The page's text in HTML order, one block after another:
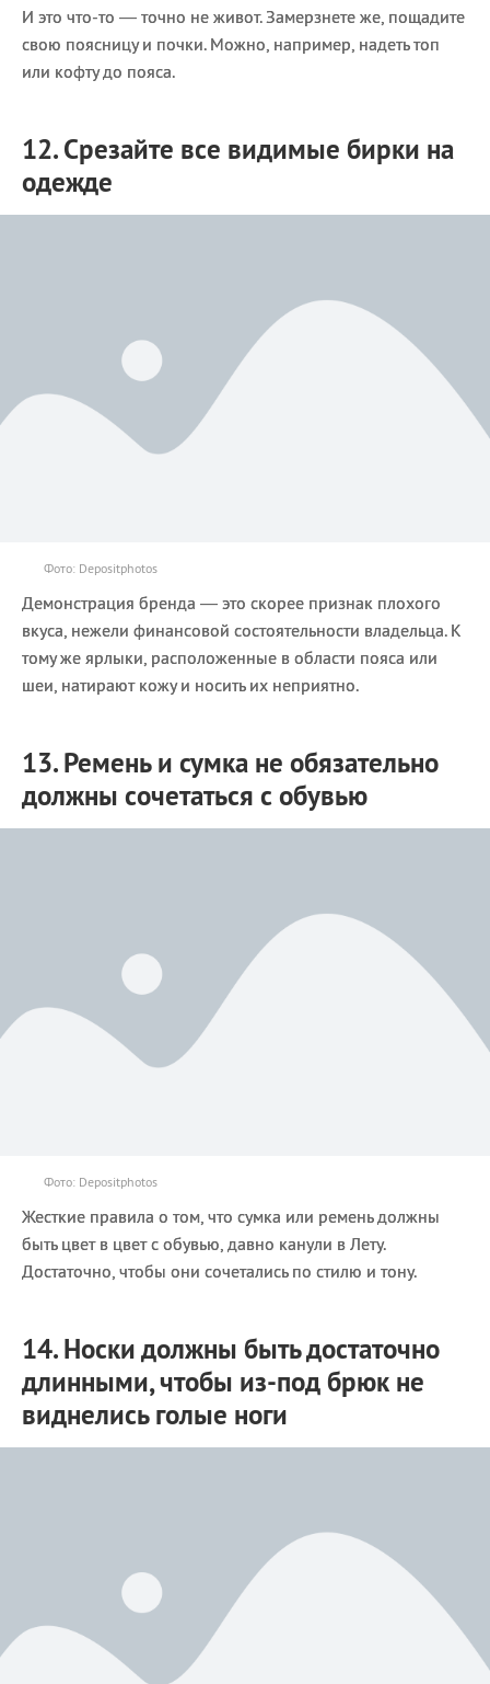
И это что-то — точно не живот. Замерзнете же, пощадите
свою поясницу и почки. Можно, например, надеть топ
или кофту до пояса.
12. Срезайте все видимые бирки на
одежде
Фото: Depositphotos
Демонстрация бренда — это скорее признак плохого
вкуса, нежели финансовой состоятельности владельца. К
тому же ярлыки, расположенные в области пояса или
шеи, натирают кожу и носить их неприятно.
13. Ремень и сумка не обязательно
должны сочетаться с обувью
Фото: Depositphotos
Жесткие правила о том, что сумка или ремень должны
быть цвет в цвет с обувью, давно канули в Лету.
Достаточно, чтобы они сочетались по стилю и тону.
14. Носки должны быть достаточно
длинными, чтобы из-под брюк не
виднелись голые ноги